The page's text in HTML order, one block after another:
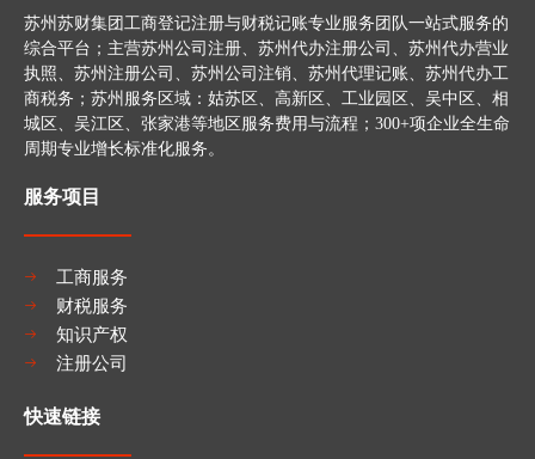
苏州苏财集团工商登记注册与财税记账专业服务团队一站式服务的
综合平台；主营苏州公司注册、苏州代办注册公司、苏州代办营业
执照、苏州注册公司、苏州公司注销、苏州代理记账、苏州代办工
商税务；苏州服务区域：姑苏区、高新区、工业园区、吴中区、相
城区、吴江区、张家港等地区服务费用与流程；300+项企业全生命
周期专业增长标准化服务。
服务项目
工商服务
财税服务
知识产权
注册公司
快速链接